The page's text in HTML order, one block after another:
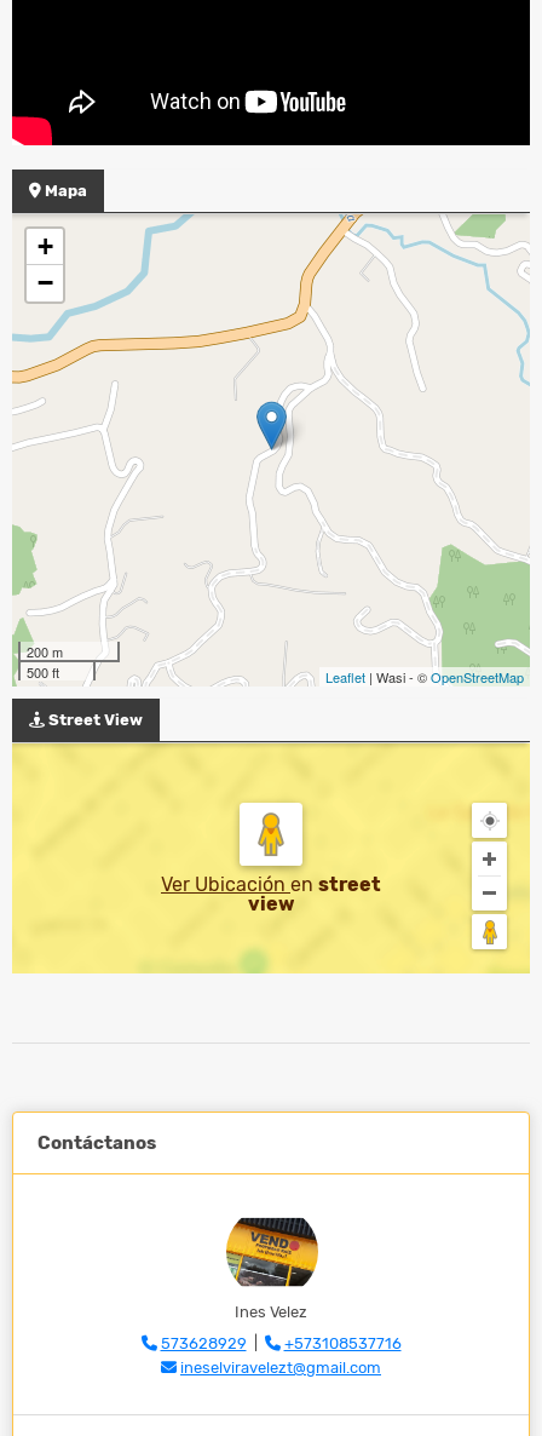
Mapa
+
−
200 m
500 ft
Leaflet | Wasi - ©OpenStreetMap
Street View
Ver Ubicación en street
view
Contáctanos
Ines Velez
573628929
+573108537716
ineselviravelezt@gmail.com